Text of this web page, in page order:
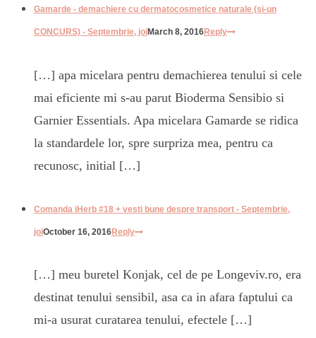
Gamarde - demachiere cu dermatocosmetice naturale (si-un
CONCURS) - Septembrie, joiMarch 8, 2016Reply
[…] apa micelara pentru demachierea tenului si cele
mai eficiente mi s-au parut Bioderma Sensibio si
Garnier Essentials. Apa micelara Gamarde se ridica
la standardele lor, spre surpriza mea, pentru ca
recunosc, initial […]
Comanda iHerb #18 + vesti bune despre transport - Septembrie,
joiOctober 16, 2016Reply
[…] meu buretel Konjak, cel de pe Longeviv.ro, era
destinat tenului sensibil, asa ca in afara faptului ca
mi-a usurat curatarea tenului, efectele […]